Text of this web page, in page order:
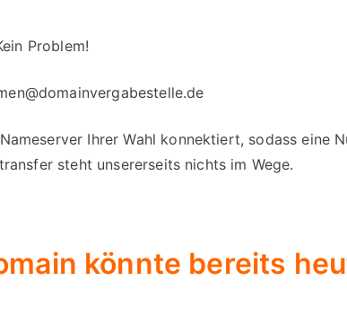
Problem!
Ihrer Wahl konnektiert, sodass eine
steht unsererseits nichts im Wege.
könnte bereits